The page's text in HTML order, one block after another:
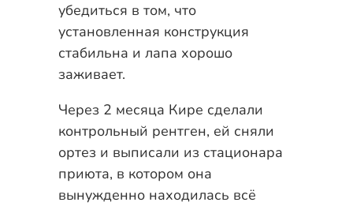
убедиться в том, что
установленная конструкция
стабильна и лапа хорошо
заживает.
Через 2 месяца Кире сделали
контрольный рентген, ей сняли
ортез и выписали из стационара
приюта, в котором она
вынужденно находилась всё